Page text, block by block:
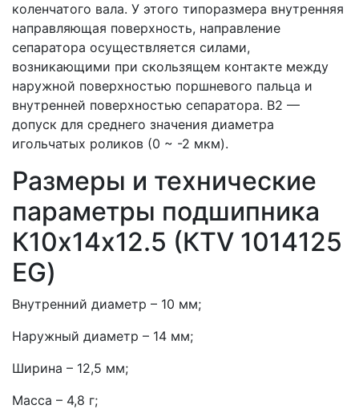
коленчатого вала. У этого типоразмера внутренняя
направляющая поверхность, направление
сепаратора осуществляется силами,
возникающими при скользящем контакте между
наружной поверхностью поршневого пальца и
внутренней поверхностью сепаратора. B2 —
допуск для среднего значения диаметра
игольчатых роликов (0 ~ -2 мкм).
Размеры и технические
параметры подшипника
К10х14х12.5 (КTV 1014125
EG)
Внутренний диаметр – 10 мм;
Наружный диаметр – 14 мм;
Ширина – 12,5 мм;
Масса – 4,8 г;